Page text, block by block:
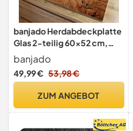
banjado Herdabdeckplatte
Glas 2-teilig 60x52 cm,
robuste Ceranfeld
Abdeckung und
Schneidebrett Glas aus
Spritzschutz Küche in
banjado
49,99 € 53,98 €
ZUM ANGEBOT